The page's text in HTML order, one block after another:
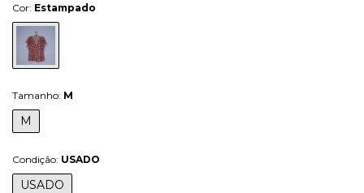
Cor: Estampado
Tamanho: M
M
Condição: USADO
USADO